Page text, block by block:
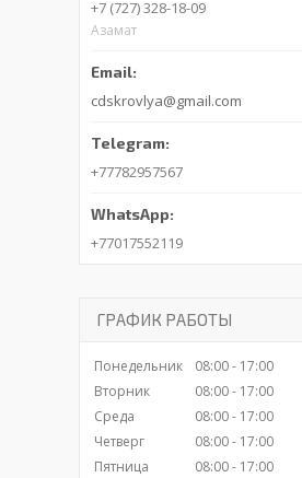
+7 (727) 328-18-09
Азамат
cdskrovlya@gmail.com
+77782957567
+77017552119
ГРАФИК РАБОТЫ
Понедельник 08:00
17:00
Вторник
08:00
17:00
Среда
08:00
17:00
Четверг
08:00
17:00
Пятница
08:00
17:00